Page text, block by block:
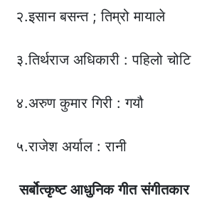
२.इसान बसन्त ; तिम्रो मायाले
३.तिर्थराज अधिकारी : पहिलो चोटि
४.अरुण कुमार गिरी : गयौ
५.राजेश अर्याल : रानी
सर्बोत्कृष्ट आधुनिक गीत संगीतकार